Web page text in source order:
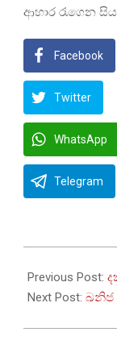
ආහාර රැගෙන
Facebook
Twitter
WhatsApp
Telegram
09-
22
Previous Post:
Next Post: ඛනිජ